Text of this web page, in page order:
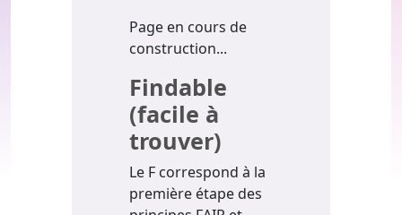
Page en cours de
construction...
Findable
(facile à
trouver)
Le F correspond à la
première étape des